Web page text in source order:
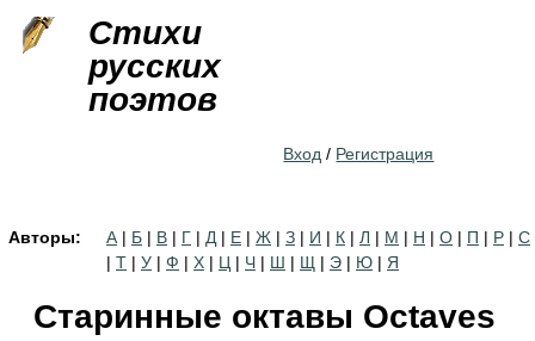
Стихи
русских
поэтов
Вход / Регистрация
Авторы: А | Б | В | Г | Д | Е | Ж | З | И | К | Л | М | Н | О | П | Р | С
| Т | У | Ф | Х | Ц | Ч | Ш | Щ | Э | Ю | Я
Старинные октавы Octaves